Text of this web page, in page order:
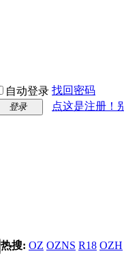
自动登录 找回密码
登录
点这是注册！
热搜: OZ OZNS R18 OZH